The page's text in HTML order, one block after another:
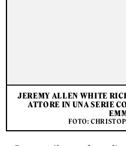
JEREMY ALLEN WHITE
ATTORE IN UNA SERIE
FOTO: